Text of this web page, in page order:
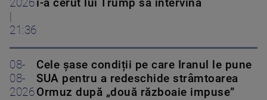
2026
21:36
i-a cerut lui Trump să intervină
08-
08-
2026
Cele șase condiții pe care Iranul le pune
SUA pentru a redeschide strâmtoarea
Ormuz după „două războaie impuse”